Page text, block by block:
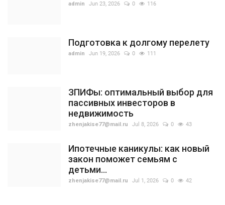
admin Jun 23, 2026 0 116
Подготовка к долгому перелету
admin Jun 19, 2026 0 111
ЗПИФы: оптимальный выбор для
пассивных инвесторов в
недвижимость
zhenjakise77@mail.ru Jul 8, 2026 0 43
Ипотечные каникулы: как новый
закон поможет семьям с
детьми...
zhenjakise77@mail.ru Jul 1, 2026 0 42